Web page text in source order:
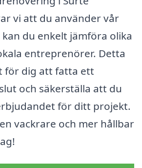
vi att du använder vår
du enkelt jämföra olika
entreprenörer. Detta
för dig att fatta ett
och säkerställa att du
för ditt projekt.
vackrare och mer hållbar